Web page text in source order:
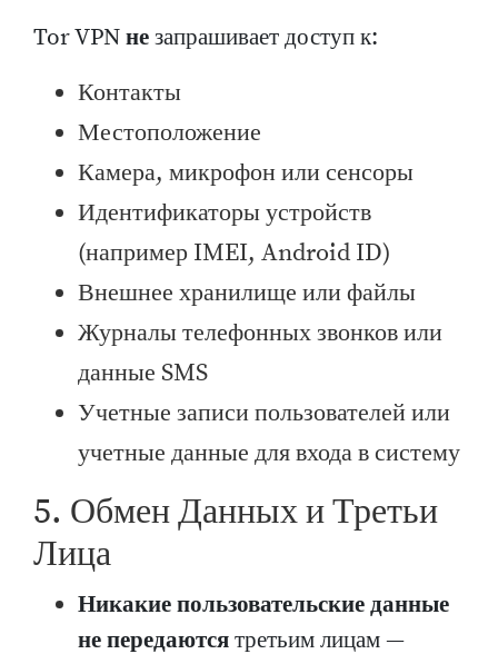
Tor VPNнезапрашивает доступ к:
Контакты
Местоположение
Камера, микрофон или сенсоры
Идентификаторы устройств
(например IMEI, Android ID)
Внешнее хранилище или файлы
Журналы телефонных звонков или
данные SMS
Учетные записи пользователей или
учетные данные для входа в систему
5. Обмен Данных и Третьи
Лица
Никакие пользовательские данные
не передаютсятретьим лицам —